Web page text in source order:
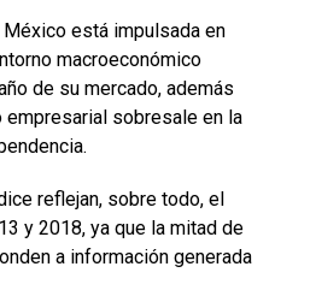
está impulsada en
macroeconómico
de su mercado, además
sobresale en la
reflejan, sobre todo, el
y 2018, ya que la mitad de
a información generada